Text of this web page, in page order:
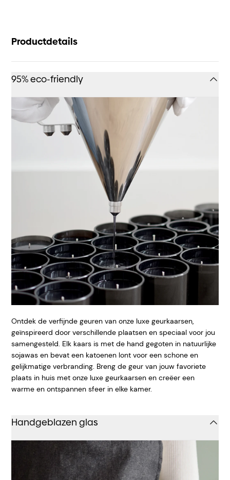
Productdetails
95% eco-friendly
Ontdek de verfijnde geuren van onze luxe geurkaarsen,
geïnspireerd door verschillende plaatsen en speciaal voor jou
samengesteld. Elk kaars is met de hand gegoten in natuurlijke
sojawas en bevat een katoenen lont voor een schone en
gelijkmatige verbranding. Breng de geur van jouw favoriete
plaats in huis met onze luxe geurkaarsen en creëer een
warme en ontspannen sfeer in elke kamer.
Handgeblazen glas